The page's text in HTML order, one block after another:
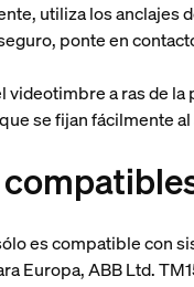
utiliza los
ponte en
a ras de
se fijan fácilmente
es compatible con
Europa, ABB Ltd.